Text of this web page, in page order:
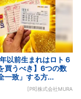
以前生まれはロト６
買うべき】6つの数
一致」する方...
[PR]株式会社MURA